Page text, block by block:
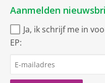
Aanmelden
Ja, ik schrijf me in
EP: